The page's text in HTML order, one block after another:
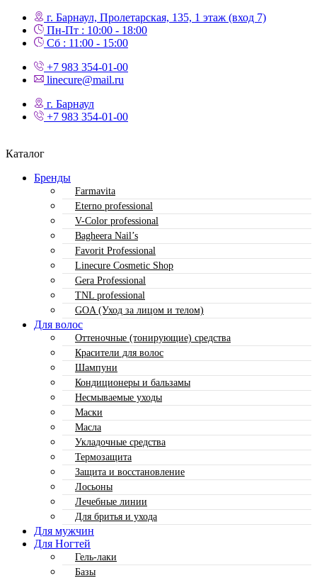
г. Барнаул, Пролетарская, 135,​ 1 этаж (вход 7)
Пн-Пт : 10:00 - 18:00
Сб : 11:00 - 15:00
+7 983 354-01-00
linecure@mail.ru
г. Барнаул
+7 983 354-01-00
Каталог
Бренды
Farmavita
Eterno professional
V-Color professional
Bagheera Nail’s
Favorit Professional
Linecure Cosmetic Shop
Gera Professional
TNL professional
GOA (Уход за лицом и телом)
Для волос
Оттеночные (тонирующие) средства
Красители для волос
Шампуни
Кондиционеры и бальзамы
Несмываемые уходы
Маски
Масла
Укладочные средства
Термозащита
Защита и восстановление
Лосьоны
Лечебные линии
Для бритья и ухода
Для мужчин
Для Ногтей
Гель-лаки
Базы